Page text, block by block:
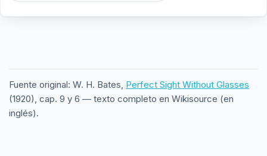
Fuente original: W. H. Bates, Perfect Sight Without Glasses
(1920), cap. 9 y 6 — texto completo en Wikisource (en
inglés).